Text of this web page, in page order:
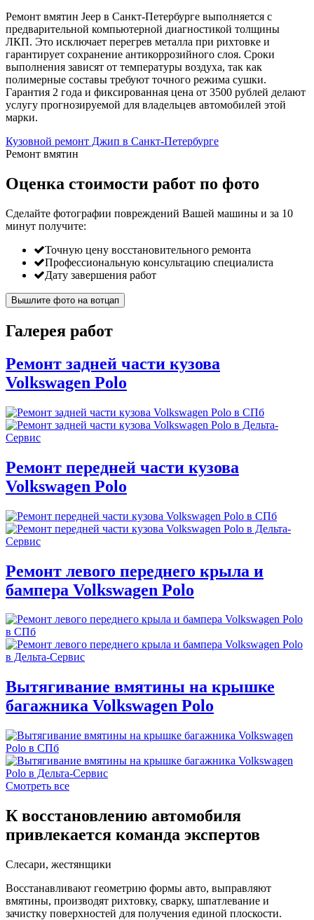
Ремонт вмятин Jeep в Санкт-Петербурге выполняется с
предварительной компьютерной диагностикой толщины
ЛКП. Это исключает перегрев металла при рихтовке и
гарантирует сохранение антикоррозийного слоя. Сроки
выполнения зависят от температуры воздуха, так как
полимерные составы требуют точного режима сушки.
Гарантия 2 года и фиксированная цена от 3500 рублей делают
услугу прогнозируемой для владельцев автомобилей этой
марки.
Кузовной ремонт Джип в Санкт-Петербурге
Ремонт вмятин
Оценка стоимости работ по фото
Сделайте фотографии повреждений Вашей машины и за 10
минут получите:
Точную цену восстановительного ремонта
Профессиональную консультацию специалиста
Дату завершения работ
Вышлите фото на вотцап
Галерея работ
Ремонт задней части кузова
Volkswagen Polo
Ремонт передней части кузова
Volkswagen Polo
Ремонт левого переднего крыла и
бампера Volkswagen Polo
Вытягивание вмятины на крышке
багажника Volkswagen Polo
Смотреть все
К восстановлению автомобиля
привлекается команда экспертов
Слесари, жестянщики
Восстанавливают геометрию формы авто, выправляют
вмятины, производят рихтовку, сварку, шпатлевание и
зачистку поверхностей для получения единой плоскости.